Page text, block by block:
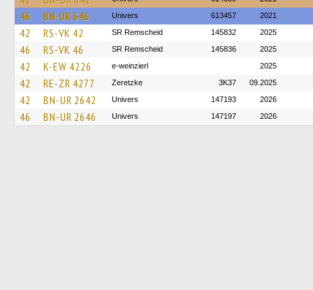
46 BN-UR 646 Univers 613457 2021
42 RS-VK 42 SR Remscheid 145832 2025
46 RS-VK 46 SR Remscheid 145836 2025
42 K-EW 4226 e-weinzierl 2025
42 RE-ZR 4277 Zeretzke 3K37 09.2025
42 BN-UR 2642 Univers 147193 2026
46 BN-UR 2646 Univers 147197 2026